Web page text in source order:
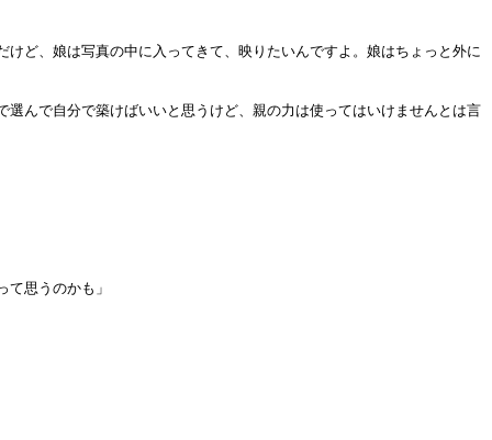
ど、娘は写真の中に入ってきて、映りたいんですよ。娘はちょっと外に
んで自分で築けばいいと思うけど、親の力は使ってはいけませんとは言
思うのかも」